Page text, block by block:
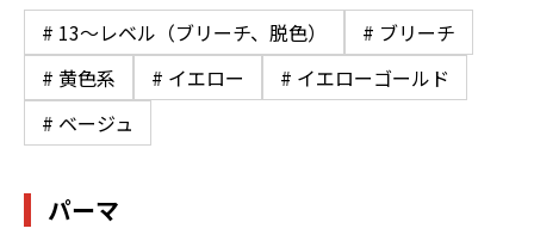
# 13〜レベル（ブリーチ、脱色）
# ブリーチ
# 黄色系
# イエロー
# イエローゴールド
# ベージュ
パーマ